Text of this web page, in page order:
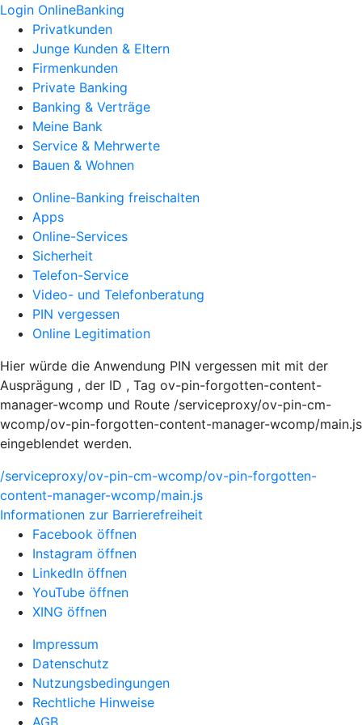
Login OnlineBanking
Privatkunden
Junge Kunden & Eltern
Firmenkunden
Private Banking
Banking & Verträge
Meine Bank
Service & Mehrwerte
Bauen & Wohnen
Online-Banking freischalten
Apps
Online-Services
Sicherheit
Telefon-Service
Video- und Telefonberatung
PIN vergessen
Online Legitimation
Hier würde die Anwendung PIN vergessen mit mit der
Ausprägung , der ID , Tag ov-pin-forgotten-content-
manager-wcomp und Route /serviceproxy/ov-pin-cm-
wcomp/ov-pin-forgotten-content-manager-wcomp/main.js
eingeblendet werden.
/serviceproxy/ov-pin-cm-wcomp/ov-pin-forgotten-
content-manager-wcomp/main.js
Informationen zur Barrierefreiheit
Facebook öffnen
Instagram öffnen
LinkedIn öffnen
YouTube öffnen
XING öffnen
Impressum
Datenschutz
Nutzungsbedingungen
Rechtliche Hinweise
AGB